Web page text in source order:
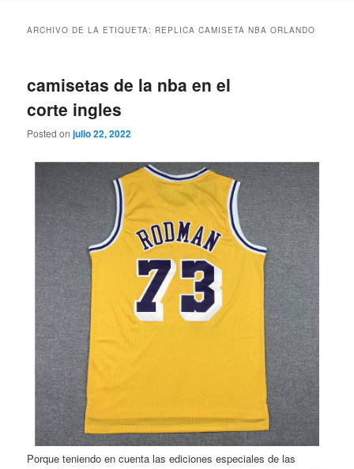
ARCHIVO DE LA ETIQUETA: REPLICA CAMISETA NBA ORLANDO
camisetas de la nba en el
corte ingles
Posted onjulio 22, 2022
Porque teniendo en cuenta las ediciones especiales de las